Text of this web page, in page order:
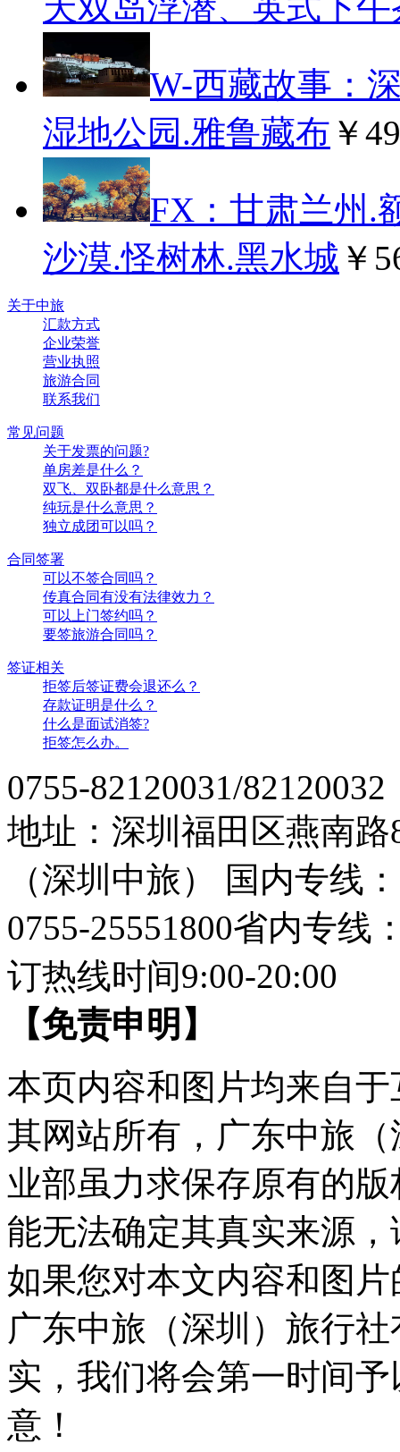
天双岛浮潜、英式下
W-西藏故事：
湿地公园.雅鲁藏布 ￥
FX：甘肃兰州.
沙漠.怪树林.黑水城 ￥
关于中旅
汇款方式
企业荣誉
营业执照
旅游合同
联系我们
常见问题
关于发票的问题?
单房差是什么？
双飞、双卧都是什么意思？
纯玩是什么意思？
独立成团可以吗？
合同签署
可以不签合同吗？
传真合同有没有法律效力？
可以上门签约吗？
要签旅游合同吗？
签证相关
拒签后签证费会退还么？
存款证明是什么？
什么是面试消签?
拒签怎么办。
0755-82120031/82120032
地址：深圳福田区燕南
（深圳中旅）
国内专线
0755-25551800省内专线
订热线时间9:00-20:00
【免责申明】
本页内容和图片均来自
其网站所有，广东中旅
业部虽力求保存原有的
能无法确定其真实来源
如果您对本文内容和图
广东中旅（深圳）旅行
实，我们将会第一时间
意！